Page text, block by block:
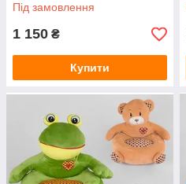
Під замовлення
1 150 ₴
Купити